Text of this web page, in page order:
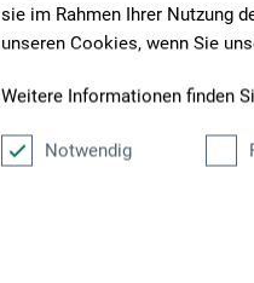
sie im Rahmen Ihrer Nutzung
unseren Cookies, wenn Sie
Weitere Informationen finden
Notwendig